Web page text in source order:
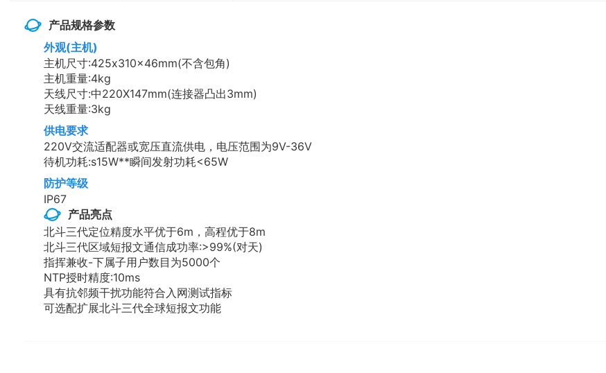
产品规格参数
外观(主机)
主机尺寸:425x310x46mm(不含包角)
主机重量:4kg
天线尺寸:中220X147mm(连接器凸出3mm)
天线重量:3kg
供电要求
220V交流适配器或宽压直流供电，电压范围为9V-36V
待机功耗:s15W**瞬间发射功耗<65W
防护等级
IP67
产品亮点
北斗三代定位精度水平优于6m，高程优于8m
北斗三代区域短报文通信成功率:>99%(对天)
指挥兼收-下属子用户数目为5000个
NTP授时精度:10ms
具有抗邻频干扰功能符合入网测试指标
可选配扩展北斗三代全球短报文功能